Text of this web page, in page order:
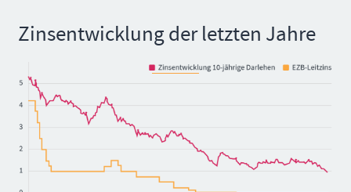
Zinsentwicklung der letzten Jahre